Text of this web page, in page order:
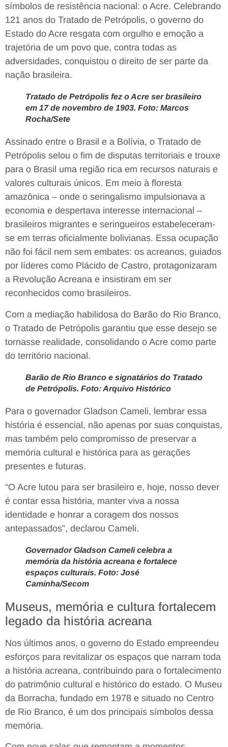
símbolos de resistência nacional: o Acre. Celebrando
121 anos do Tratado de Petrópolis, o governo do
Estado do Acre resgata com orgulho e emoção a
trajetória de um povo que, contra todas as
adversidades, conquistou o direito de ser parte da
nação brasileira.
Tratado de Petrópolis fez o Acre ser brasileiro
em 17 de novembro de 1903. Foto: Marcos
Rocha/Sete
Assinado entre o Brasil e a Bolívia, o Tratado de
Petrópolis selou o fim de disputas territoriais e trouxe
para o Brasil uma região rica em recursos naturais e
valores culturais únicos. Em meio à floresta
amazônica – onde o seringalismo impulsionava a
economia e despertava interesse internacional –
brasileiros migrantes e seringueiros estabeleceram-
se em terras oficialmente bolivianas. Essa ocupação
não foi fácil nem sem embates: os acreanos, guiados
por líderes como Plácido de Castro, protagonizaram
a Revolução Acreana e insistiram em ser
reconhecidos como brasileiros.
Com a mediação habilidosa do Barão do Rio Branco,
o Tratado de Petrópolis garantiu que esse desejo se
tornasse realidade, consolidando o Acre como parte
do território nacional.
Barão de Rio Branco e signatários do Tratado
de Petrópolis. Foto: Arquivo Histórico
Para o governador Gladson Cameli, lembrar essa
história é essencial, não apenas por suas conquistas,
mas também pelo compromisso de preservar a
memória cultural e histórica para as gerações
presentes e futuras.
“O Acre lutou para ser brasileiro e, hoje, nosso dever
é contar essa história, manter viva a nossa
identidade e honrar a coragem dos nossos
antepassados”, declarou Cameli.
Governador Gladson Cameli celebra a
memória da história acreana e fortalece
espaços culturais. Foto: José
Caminha/Secom
Museus, memória e cultura fortalecem
legado da história acreana
Nos últimos anos, o governo do Estado empreendeu
esforços para revitalizar os espaços que narram toda
a história acreana, contribuindo para o fortalecimento
do patrimônio cultural e histórico do estado. O Museu
da Borracha, fundado em 1978 e situado no Centro
de Rio Branco, é um dos principais símbolos dessa
memória.